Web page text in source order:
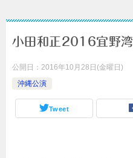
小田和正2016宜野
公開日： 2016年10月28日(金曜日)
沖縄公演
Tweet